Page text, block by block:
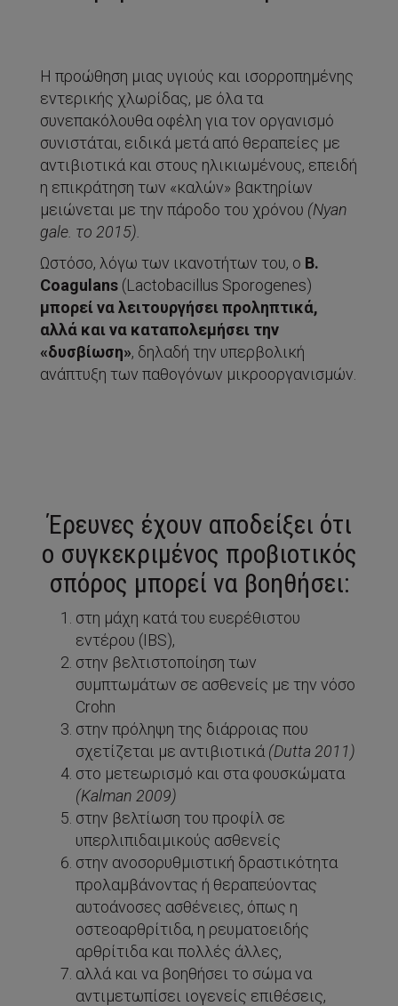
Η προώθηση μιας υγιούς και ισορροπημένης
εντερικής χλωρίδας, με όλα τα
συνεπακόλουθα οφέλη για τον οργανισμό
συνιστάται, ειδικά μετά από θεραπείες με
αντιβιοτικά και στους ηλικιωμένους, επειδή
η επικράτηση των «καλών» βακτηρίων
μειώνεται με την πάροδο του χρόνου (Nyan
gale . το 2015).
Ωστόσο, λόγω των ικανοτήτων του, ο Β.
Coagulans (Lactobacillus Sporogenes)
μπορεί να λειτουργήσει προληπτικά,
αλλά και να καταπολεμήσει την
«δυσβίωση», δηλαδή την υπερβολική
ανάπτυξη των παθογόνων μικροοργανισμών.
Έρευνες έχουν αποδείξει ότι
ο συγκεκριμένος προβιοτικός
σπόρος μπορεί να βοηθήσει:
στη μάχη κατά του ευερέθιστου
εντέρου (IBS),
στην βελτιστοποίηση των
συμπτωμάτων σε ασθενείς με την νόσο
Crohn
στην πρόληψη της διάρροιας που
σχετίζεται με αντιβιοτικά (Dutta 2011)
στο μετεωρισμό και στα φουσκώματα
(Kalman 2009)
στην βελτίωση του προφίλ σε
υπερλιπιδαιμικούς ασθενείς
στην ανοσορυθμιστική δραστικότητα
προλαμβάνοντας ή θεραπεύοντας
αυτοάνοσες ασθένειες, όπως η
οστεοαρθρίτιδα, η ρευματοειδής
αρθρίτιδα και πολλές άλλες,
αλλά και να βοηθήσει το σώμα να
αντιμετωπίσει ιογενείς επιθέσεις,